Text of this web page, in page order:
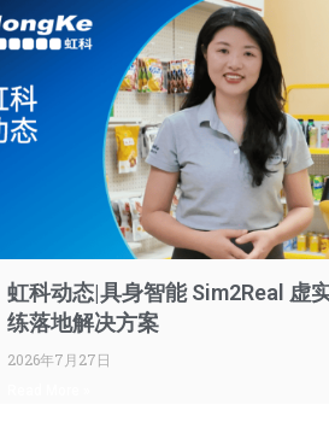
虹科动态|具身智能 Sim2Real 虚
练落地解决方案
2026年7月27日